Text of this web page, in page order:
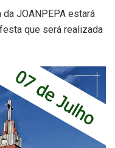
JOANPEPA estará
que será realizada